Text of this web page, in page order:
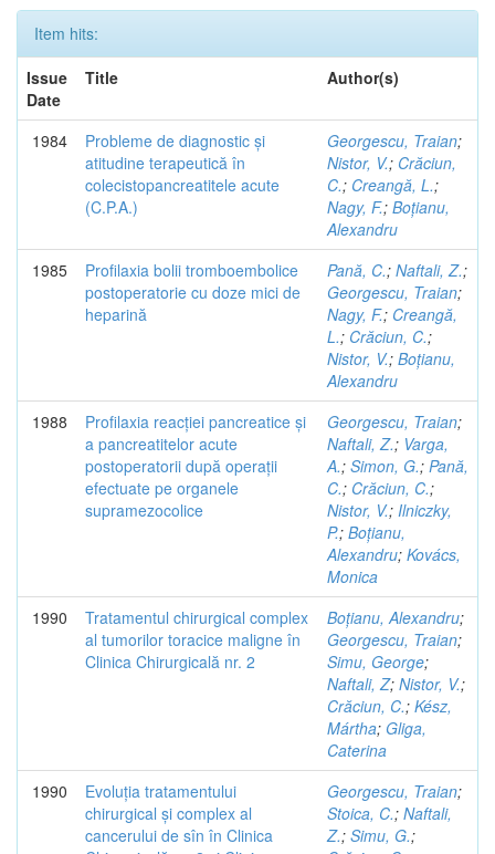
Item hits:
Issue
Date
Title Author(s)
1984
Probleme de diagnostic și
atitudine terapeutică în
colecistopancreatitele acute
(C.P.A.)
Georgescu, Traian;
Nistor, V.; Crăciun,
C.; Creangă, L.;
Nagy, F.; Boțianu,
Alexandru
1985
Profilaxia bolii tromboembolice
postoperatorie cu doze mici de
heparină
Pană, C.; Naftali, Z.;
Georgescu, Traian;
Nagy, F.; Creangă,
L.; Crăciun, C.;
Nistor, V.; Boțianu,
Alexandru
1988
Profilaxia reacției pancreatice și
a pancreatitelor acute
postoperatorii după operații
efectuate pe organele
supramezocolice
Georgescu, Traian;
Naftali, Z.; Varga,
A.; Simon, G.; Pană,
C.; Crăciun, C.;
Nistor, V.; Ilniczky,
P.; Boțianu,
Alexandru; Kovács,
Monica
1990
Tratamentul chirurgical complex
al tumorilor toracice maligne în
Clinica Chirurgicală nr. 2
Boțianu, Alexandru;
Georgescu, Traian;
Simu, George;
Naftali, Z; Nistor, V.;
Crăciun, C.; Kész,
Mártha; Gliga,
Caterina
1990
Evoluția tratamentului
chirurgical și complex al
cancerului de sîn în Clinica
Georgescu, Traian;
Stoica, C.; Naftali,
Z.; Simu, G.;